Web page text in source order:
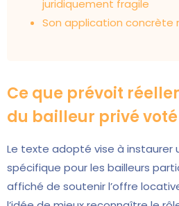
juridiquement fragile
Son application concrète
Ce que prévoit
du bailleur privé voté
Le texte adopté vise à instaurer
spécifique pour les bailleurs
affiché de soutenir l’offre